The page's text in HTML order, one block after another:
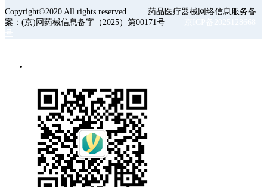
Copyright©2020 All rights reserved. 药品医疗器械网络信息服务备
案：(京)网药械信息备字（2025）第00171号